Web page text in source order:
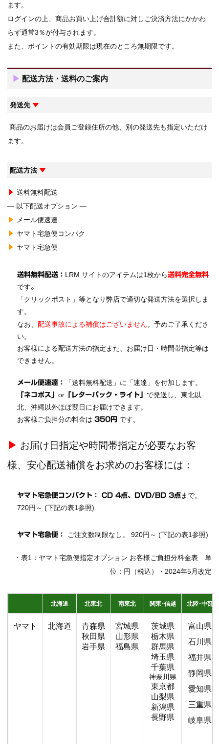
ます。
ログインの上、商品お買い上げ合計額に対しご決済方法にかかわ
らず通常3％が付与されます。
また、ポイントの有効期限は現在のところ無期限です。
▶ 配送方法・送料のご案内
発送先 ▼
商品のお届けは会員ご登録住所の他、別の発送先も指定いただけ
ます。
配送方法 ▼
▶ 送料無料配送
— 以下配送オプション —
▶ メール便速達
▶ ヤマト宅急便コンパク
▶ ヤマト宅急便
送料無料配送： LRM サイトのアイテムは1枚から送料完全無料
です。
「クリックポスト」等となり弊店で適切な発送方法を選択しま
す。
なお、 配送事故による補償はございません。予めご了承くださ
い。
お客様による配送方法の指定また、お届け日・時間帯指定等は
できません。
メール便速達： 「送料無料配送」に「速達」を付加します。
「ネコポス」 or「レターパック・ライト」 で発送し、東北以
北、沖縄以外ほぼ翌日にお届けできます。
お客様ご負担分の料金は 350円 です。
▶ お届け日指定や時間帯指定が必要なお客
様、安心配送補償をお求めのお客様には：
ヤマト宅急便コンパクト ： CD 4点、DVD/BD 3点まで。
720円～ (下記の表1参照)
ヤマト宅急便： ご注文数制限なし。 920円～ (下記の表1参照)
・表1：ヤマト宅急便指定オプション お客様ご負担分料金表 単
位：円（税込）・2024年5月改定
北海道 北東北 南東北 関東･信越 北陸･中部
ヤマト 北海道
青森県
秋田県
岩手県
宮城県
山形県
福島県
茨城県
栃木県
群馬県
埼玉県
千葉県
神奈川県
東京都
山梨県
新潟県
長野県
富山県
石川県
福井県
静岡県
愛知県
三重県
岐阜県